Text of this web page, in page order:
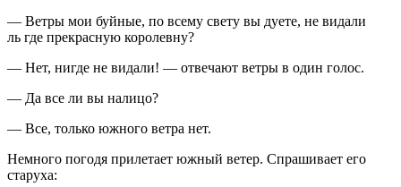
— Ветры мои буйные, по всему свету вы дуете, не видали
ль где прекрасную королевну?
— Нет, нигде не видали! — отвечают ветры в один голос.
— Да все ли вы налицо?
— Все, только южного ветра нет.
Немного погодя прилетает южный ветер. Спрашивает его
старуха: